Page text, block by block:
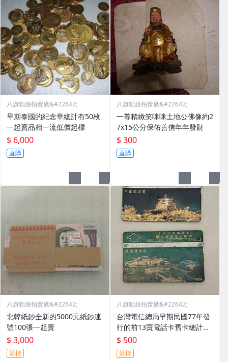
八旗勁旅拍賣廣&#22642;
早期泰國的紀念章總計有50枚
一起賣品相一流低價起標
$ 6,000
直購
八旗勁旅拍賣廣&#22642;
一尊精緻笑咪咪土地公佛像約2
7x15公分保佑善信年年發財
$ 300
直購
八旗勁旅拍賣廣&#22642;
北韓紙鈔全新的5000元紙鈔連
號100張一起賣
$ 3,000
競標
八旗勁旅拍賣廣&#22642;
台灣電信總局早期民國77年發
行的前13寶電話卡舊卡總計有
3張一起賣
$ 500
競標